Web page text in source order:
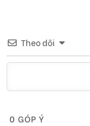
Theo dõi
0 GÓP Ý